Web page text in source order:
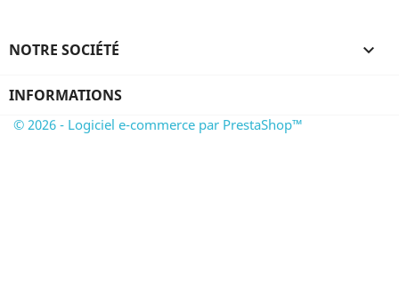
NOTRE SOCIÉTÉ 
INFORMATIONS
© 2026 - Logiciel e-commerce par PrestaShop™